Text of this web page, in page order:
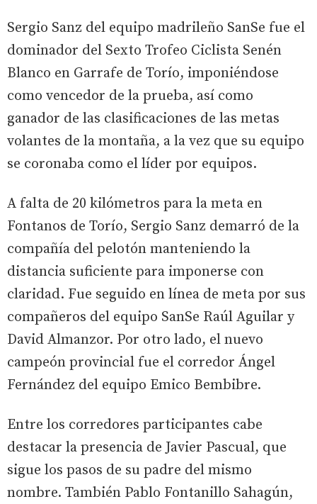
Sergio Sanz del equipo madrileño SanSe fue el
dominador del Sexto Trofeo Ciclista Senén
Blanco en Garrafe de Torío, imponiéndose
como vencedor de la prueba, así como
ganador de las clasificaciones de las metas
volantes de la montaña, a la vez que su equipo
se coronaba como el líder por equipos.
A falta de 20 kilómetros para la meta en
Fontanos de Torío, Sergio Sanz demarró de la
compañía del pelotón manteniendo la
distancia suficiente para imponerse con
claridad. Fue seguido en línea de meta por sus
compañeros del equipo SanSe Raúl Aguilar y
David Almanzor. Por otro lado, el nuevo
campeón provincial fue el corredor Ángel
Fernández del equipo Emico Bembibre.
Entre los corredores participantes cabe
destacar la presencia de Javier Pascual, que
sigue los pasos de su padre del mismo
nombre. También Pablo Fontanillo Sahagún,